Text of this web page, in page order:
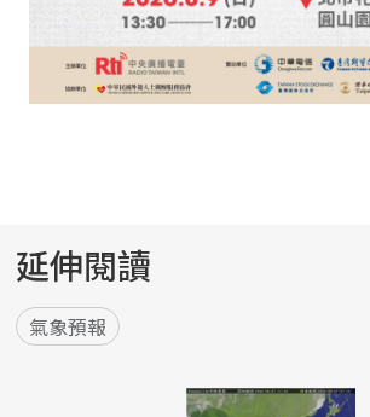
延伸閱讀
氣象預報